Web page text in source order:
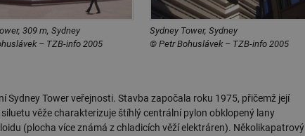
309 m, Sydney
– TZB-info 2005
Sydney Tower, Sydney
© Petr Bohuslávek – TZB-info 2005
Sydney Tower veřejnosti. Stavba započala roku 1975, přičemž její
věže charakterizuje štíhlý centrální pylon obklopený lany
(plocha více známá z chladicích věží elektráren). Několikapatrový